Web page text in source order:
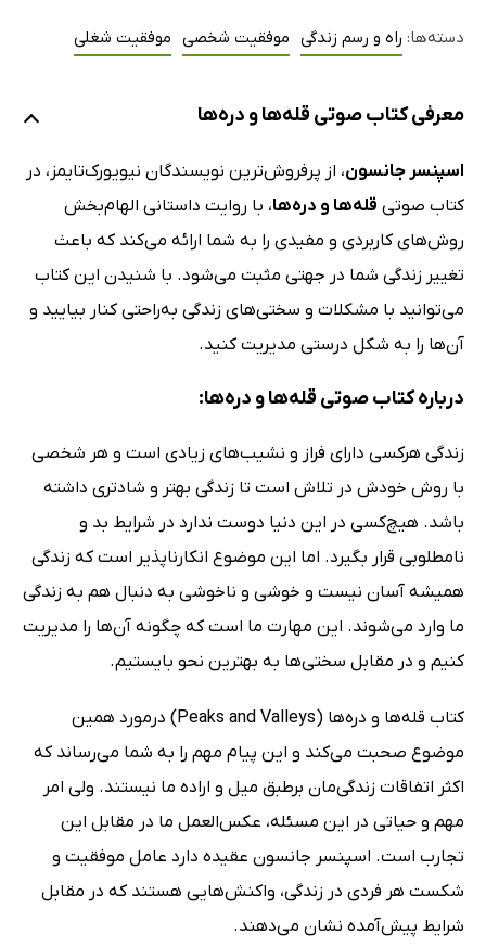
دسته‌ها: راه و رسم زندگی موفقیت شخصی موفقیت شغلی
معرفی کتاب صوتی قله‌ها و دره‌ها
اسپنسر جانسون، از پرفروش‌ترین نویسندگان نیویورک‌تایمز، در
کتاب صوتی قله‌ها و دره‌ها، با روایت داستانی الهام‌بخش
روش‌های کاربردی و مفیدی را به شما ارائه می‌کند که باعث
تغییر زندگی شما در جهتی مثبت می‌شود. با شنیدن این کتاب
می‌توانید با مشکلات و سختی‌های زندگی به‌راحتی کنار بیایید و
آن‌ها را به شکل درستی مدیریت کنید.
درباره کتاب صوتی قله‌ها و دره‌ها:
زندگی هرکسی دارای فراز و نشیب‌های زیادی است و هر شخصی
با روش خودش در تلاش است تا زندگی بهتر و شادتری داشته
باشد. هیچ‌کسی در این دنیا دوست ندارد در شرایط بد و
نامطلوبی قرار بگیرد. اما این موضوع انکارناپذیر است که زندگی
همیشه آسان نیست و خوشی و ناخوشی به دنبال هم به زندگی
ما وارد می‌شوند. این مهارت ما است که چگونه آن‌ها را مدیریت
کنیم و در مقابل سختی‌ها به بهترین نحو بایستیم.
کتاب قله‌ها و دره‌ها (Peaks and Valleys) درمورد همین
موضوع صحبت می‌کند و این پیام مهم را به شما می‌رساند که
اکثر اتفاقات زندگی‌مان برطبق میل و اراده ما نیستند. ولی امر
مهم و حیاتی در این مسئله، عکس‌العمل ما در مقابل این
تجارب است. اسپنسر جانسون عقیده دارد عامل موفقیت و
شکست هر فردی در زندگی، واکنش‌هایی هستند که در مقابل
شرایط پیش‌آمده نشان می‌دهند.